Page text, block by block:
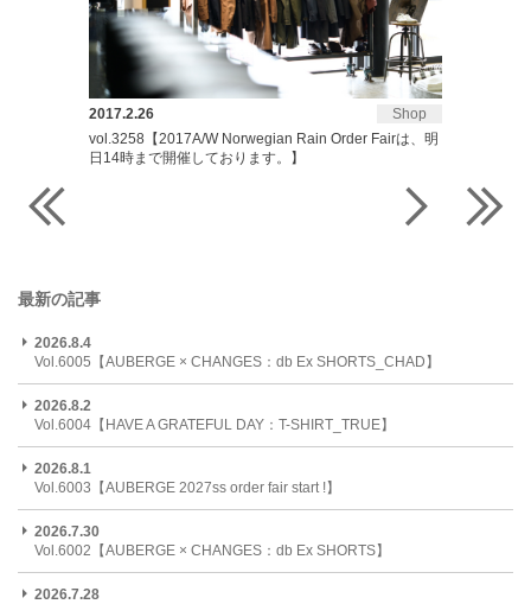
Shop
2017.2.26
vol.3258【2017A/W Norwegian Rain Order Fairは、明
日14時まで開催しております。】
最新の記事
2026.8.4
Vol.6005【AUBERGE × CHANGES：db Ex SHORTS_CHAD】
2026.8.2
Vol.6004【HAVE A GRATEFUL DAY：T-SHIRT_TRUE】
2026.8.1
Vol.6003【AUBERGE 2027ss order fair start !】
2026.7.30
Vol.6002【AUBERGE × CHANGES：db Ex SHORTS】
2026.7.28